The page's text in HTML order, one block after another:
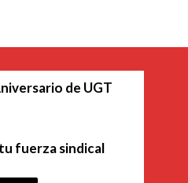
de UGT
fuerza sindical